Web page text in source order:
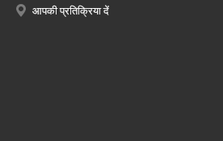
आपकी प्रतिक्रिया दें